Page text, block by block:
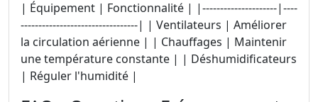
| Équipement | Fonctionnalité | |---------------------|----
---------------------------------| | Ventilateurs | Améliorer
la circulation aérienne | | Chauffages | Maintenir
une température constante | | Déshumidificateurs
| Réguler l'humidité |